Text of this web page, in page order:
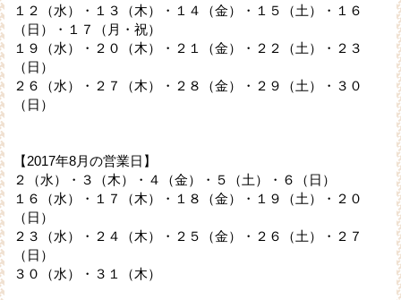
１２（水）・１３（木）・１４（金）・１５（土）・１６
（日）・１７（月・祝）
１９（水）・２０（木）・２１（金）・２２（土）・２３
（日）
２６（水）・２７（木）・２８（金）・２９（土）・３０
（日）
【2017年8月の営業日】
２（水）・３（木）・４（金）・５（土）・６（日）
１６（水）・１７（木）・１８（金）・１９（土）・２０
（日）
２３（水）・２４（木）・２５（金）・２６（土）・２７
（日）
３０（水）・３１（木）